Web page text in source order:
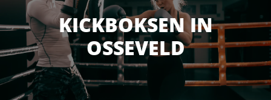
KICKBOKSEN IN
OSSEVELD